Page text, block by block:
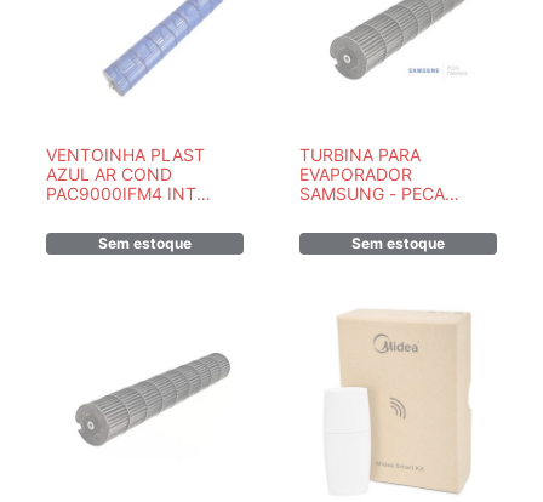
VENTOINHA PLAST
AZUL AR COND
PAC9000IFM4 INT
´PECA ORIGINAL
PHILCOSem estoque
TURBINA PARA
EVAPORADOR
SAMSUNG - PECA
Sem estoque